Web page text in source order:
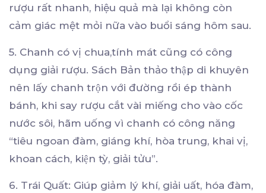
rượu rất nhanh, hiệu quả mà lại không còn
cảm giác mệt mỏi nữa vào buổi sáng hôm sau.
5. Chanh có vị chua,tính mát cũng có công
dụng giải rượu. Sách Bản thảo thập di khuyên
nên lấy chanh trộn với đường rồi ép thành
bánh, khi say rượu cắt vài miếng cho vào cốc
nước sôi, hãm uống vì chanh có công năng
“tiêu ngoan đàm, giáng khí, hòa trung, khai vị,
khoan cách, kiện tỳ, giải tửu”.
6. Trái Quất: Giúp giảm lý khí, giải uất, hóa đàm,